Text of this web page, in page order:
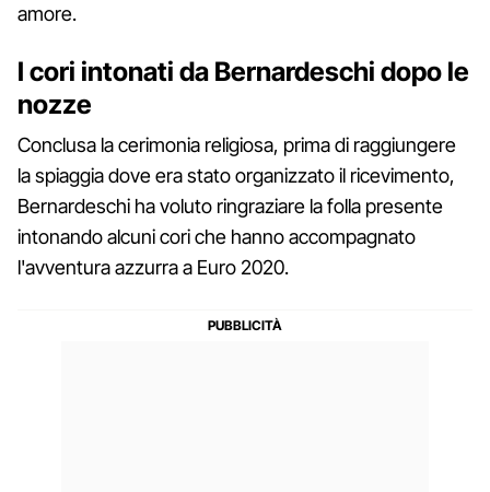
amore.
I cori intonati da Bernardeschi dopo le
nozze
Conclusa la cerimonia religiosa, prima di raggiungere
la spiaggia dove era stato organizzato il ricevimento,
Bernardeschi ha voluto ringraziare la folla presente
intonando alcuni cori che hanno accompagnato
l'avventura azzurra a Euro 2020.